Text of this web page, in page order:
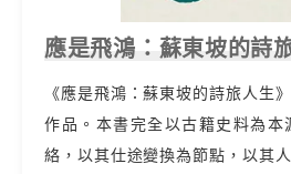
應是飛鴻：蘇東坡的詩
《應是飛鴻：蘇東坡的詩旅人生
作品。本書完全以古籍史料為
絡，以其仕途變換為節點，以其